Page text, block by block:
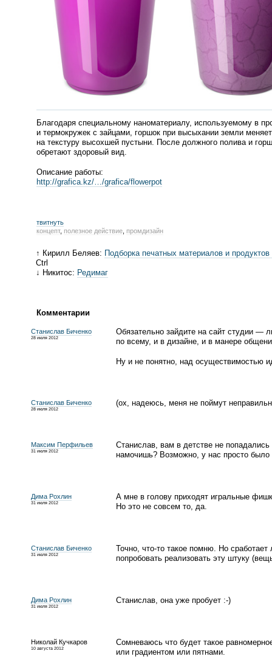
Благодаря специальному наноматериалу, используемому в
и термокружек с зайцами, горшок при высыхании земли
на текстуру высохшей пустыни. После должного полива и
обретают здоровый вид.
Описание работы:
http://grafica.kz/…/grafica/flowerpot
твитнуть
концепт, полезное действие промдизайн
↑ Кирилл Беляев: Подборка печатных материалов и
Ctrl
↓ Никитос: Редимаг
Комментарии
Станислав Биченко
28 июля 2012
Обязательно зайдите на сайт студии —
по всему, и в дизайне, и в манере
Ну и не понятно, над осуществимостью
Станислав Биченко
28 июля 2012
(ох, надеюсь, меня не поймут
Максим Перфильев
31 июля 2012
Станислав, вам в детстве не
намочишь? Возможно, у нас просто было
Дима Рохлин
31 июля 2012
А мне в голову приходят игральные
Но это не совсем то, да.
Станислав Биченко
31 июля 2012
Точно, что-то такое помню. Но сработает
попробовать реализовать эту штуку (
Дима Рохлин
31 июля 2012
Станислав, она уже пробует :-)
Николай Кучкаров
10 августа 2012
Сомневаюсь что будет такое
или градиентом или пятнами.